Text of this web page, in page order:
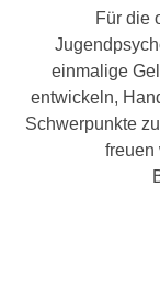
Für die
einmalige
entwickeln,
Schwerpunkte
freuen